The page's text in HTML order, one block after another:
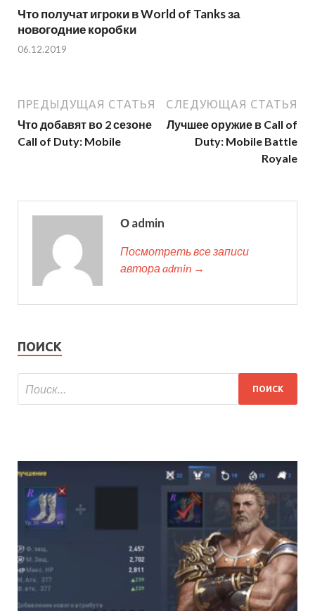
Что получат игроки в World of Tanks за
новогодние коробки
06.12.2019
ПРЕДЫДУЩАЯ СТАТЬЯ
Что добавят во 2 сезоне
Call of Duty: Mobile
СЛЕДУЮЩАЯ СТАТЬЯ
Лучшее оружие в Call of
Duty: Mobile Battle
Royale
О admin
Посмотреть все записи
автора admin →
ПОИСК